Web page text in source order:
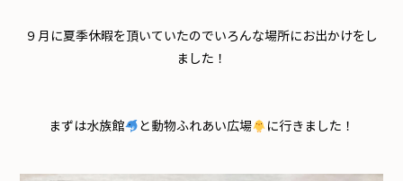
９月に夏季休暇を頂いていたのでいろんな場所にお出かけをし
ました！
まずは水族館 と動物ふれあい広場 に行きました！